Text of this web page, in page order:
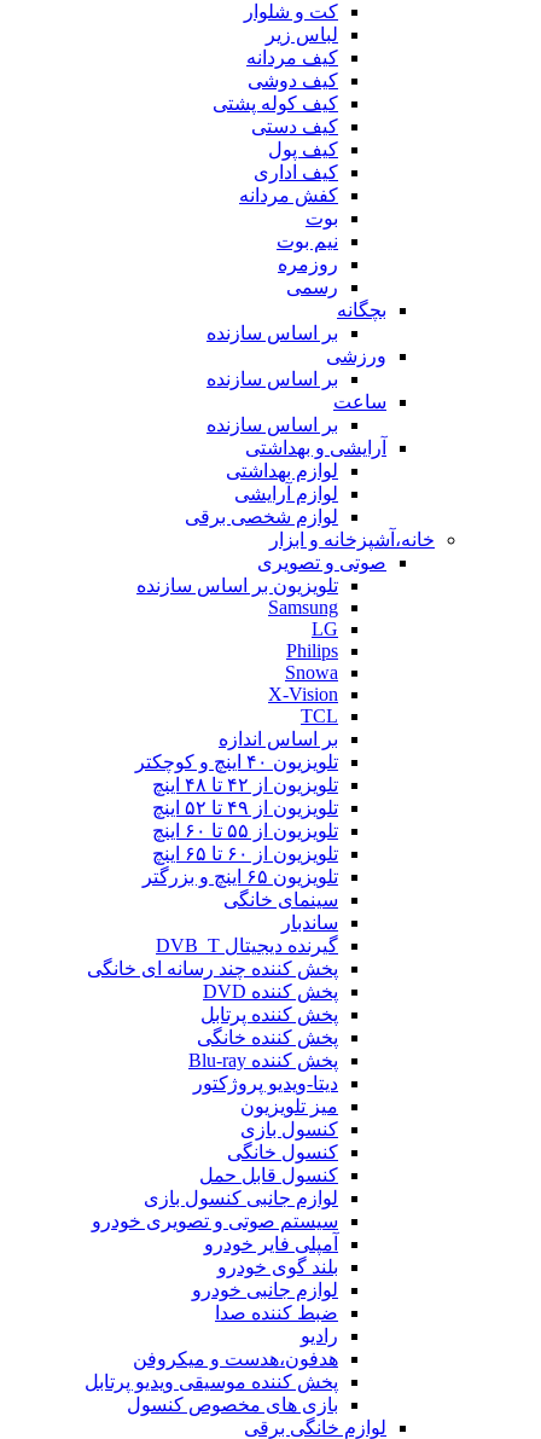
کت و شلوار
لباس زیر
کیف مردانه
کیف دوشی
کیف کوله پشتی
کیف دستی
کیف پول
کیف اداری
کفش مردانه
بوت
نیم بوت
روزمره
رسمی
بچگانه
بر اساس سازنده
ورزشی
بر اساس سازنده
ساعت
بر اساس سازنده
آرایشی و بهداشتی
لوازم بهداشتی
لوازم آرایشی
لوازم شخصی برقی
خانه،آشپزخانه و ابزار
صوتی و تصویری
تلویزیون بر اساس سازنده
Samsung
LG
Philips
Snowa
X-Vision
TCL
بر اساس اندازه
تلویزیون ۴۰ اینچ و کوچکتر
تلویزیون از ۴۲ تا ۴۸ اینچ
تلویزیون از ۴۹ تا ۵۲ اینچ
تلویزیون از ۵۵ تا ۶۰ اینچ
تلویزیون از ۶۰ تا ۶۵ اینچ
تلویزیون ۶۵ اینچ و بزرگتر
سینمای خانگی
ساندبار
گیرنده دیجیتال DVB_T
پخش کننده چند رسانه ای خانگی
پخش کننده DVD
پخش کننده پرتابل
پخش کننده خانگی
پخش کننده Blu-ray
دیتا-ویدیو پروژکتور
میز تلویزیون
کنسول بازی
کنسول خانگی
کنسول قابل حمل
لوازم جانبی کنسول بازی
سیستم صوتی و تصویری خودرو
آمپلی فایر خودرو
بلند گوی خودرو
لوازم جانبی خودرو
ضبط کننده صدا
رادیو
هدفون،هدست و میکروفن
پخش کننده موسیقی ویدیو پرتابل
بازی های مخصوص کنسول
لوازم خانگی برقی